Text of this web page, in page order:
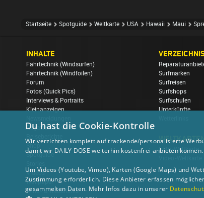
Startseite Spotguide Weltkarte USA Hawaii Maui
INHALTE
Fahrtechnik (Windsurfen)
Fahrtechnik (Windfoilen)
Forum
Fotos (Quick Pics)
Interviews & Portraits
Kleinanzeigen
Regatten & Events
Shop
Spotguide
Videos
Wallpaper
Wind- & Wetterlinks
Surfmarken
Surfreisen
Surfshops
Surfschulen
Unterkünfte
Foto-Weltkarte
Du hast die Cookie-Kontrolle
Wir verzichten komplett auf trackende/personalisierte
damit wir DAILY DOSE weiterhin kostenfrei anbieten können.
Um Videos (Youtube, Vimeo), Karten (Google Maps) und
Zustimmung erforderlich. Diese Anbieter erfassen
gesammelten Daten. Mehr Infos dazu in unserer